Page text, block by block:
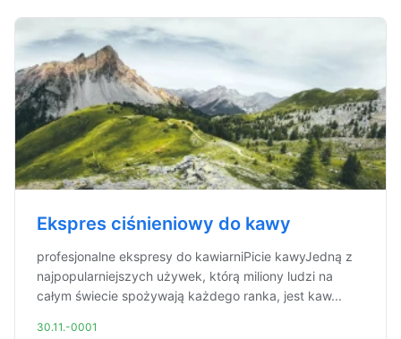
Ekspres ciśnieniowy do kawy
profesjonalne ekspresy do kawiarniPicie kawyJedną z
najpopularniejszych używek, którą miliony ludzi na
całym świecie spożywają każdego ranka, jest kaw...
30.11.-0001